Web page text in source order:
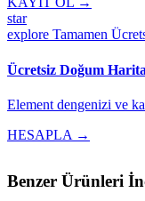
star
explore Tamamen
Ücretsiz Doğum
Element dengenizi ve
HESAPLA →
Benzer Ürünleri